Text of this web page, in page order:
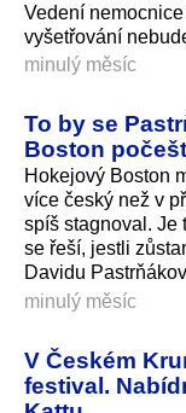
Vedení
vyšetřování
minulý měsíc
To by se
Boston
Hokejový Boston
více český než v
spíš stagnoval. Je
se řeší, jestli
Davidu
minulý měsíc
V Českém
festival.